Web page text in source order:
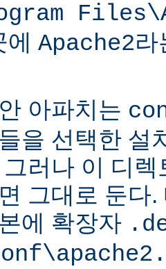
Apache2라
아파치는
을 선택한 설
러나 이 디
그대로 둔다
에 확장자